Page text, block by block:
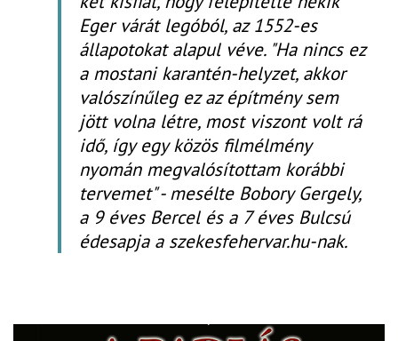
Eger várát legóból, az 1552-es
állapotokat alapul véve. "Ha nincs ez
a mostani karantén-helyzet, akkor
valószínűleg ez az építmény sem
jött volna létre, most viszont volt rá
idő, így egy közös filmélmény
nyomán megvalósítottam korábbi
tervemet" - mesélte Bobory Gergely,
a 9 éves Bercel és a 7 éves Bulcsú
édesapja a szekesfehervar.hu-nak.